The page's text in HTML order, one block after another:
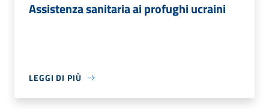
Assistenza sanitaria ai profughi ucraini
LEGGI DI PIÙ